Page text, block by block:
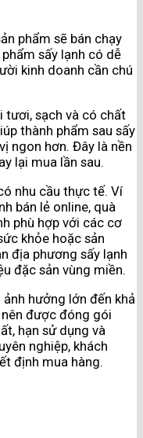
phẩm sẽ bán chạy
sấy lạnh có dễ
kinh doanh cần chú
tươi, sạch và có chất
thành phẩm sau sấy
ngon hơn. Đây là nền
lại mua lần sau.
nhu cầu thực tế. Ví
bán lẻ online, quà
phù hợp với các cơ
khỏe hoặc sản
địa phương sấy lạnh
đặc sản vùng miền.
hưởng lớn đến khả
nên được đóng gói
hạn sử dụng và
nghiệp, khách
định mua hàng.